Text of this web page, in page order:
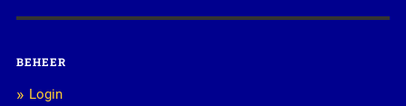
BEHEER
Login